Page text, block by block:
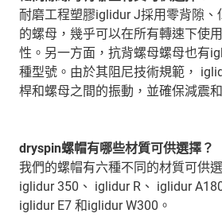
耐磨工程塑膠iglidur J採用零背隙、
的螺母，幾乎可以在所有轉速下使
性。另一方面，抗背螺母螺母也有
種型號。由於其阻尼技術規範，
桿和螺母之間的振動，並確保減震
dryspin螺帽有哪些材質可供選擇？
我們的螺帽有六種不同的材質可供
iglidur 350、 iglidur R、 iglidur
iglidur E7 和iglidur W300。